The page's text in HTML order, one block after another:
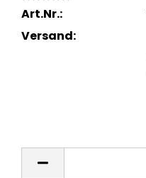
Art.Nr.:
Versand: